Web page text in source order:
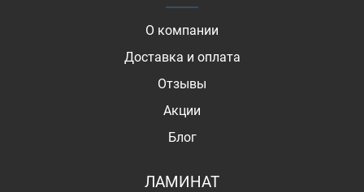
О компании
Доставка и оплата
Отзывы
Акции
Блог
ЛАМИНАТ